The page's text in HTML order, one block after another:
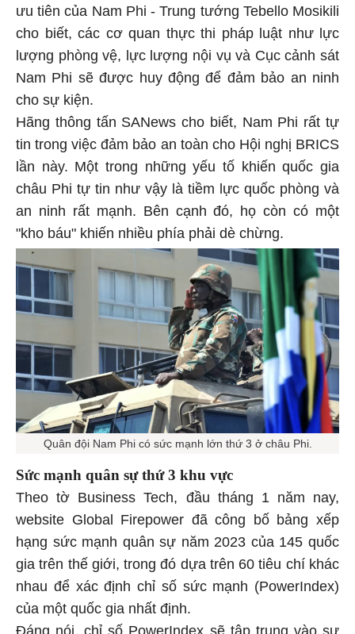
ưu tiên của Nam Phi - Trung tướng Tebello Mosikili
cho biết, các cơ quan thực thi pháp luật như lực
lượng phòng vệ, lực lượng nội vụ và Cục cảnh sát
Nam Phi sẽ được huy động để đảm bảo an ninh
cho sự kiện.
Hãng thông tấn SANews cho biết, Nam Phi rất tự
tin trong việc đảm bảo an toàn cho Hội nghị BRICS
lần này. Một trong những yếu tố khiến quốc gia
châu Phi tự tin như vậy là tiềm lực quốc phòng và
an ninh rất mạnh. Bên cạnh đó, họ còn có một
"kho báu" khiến nhiều phía phải dè chừng.
Quân đội Nam Phi có sức mạnh lớn thứ 3 ở châu Phi.
Sức mạnh quân sự thứ 3 khu vực
Theo tờ Business Tech, đầu tháng 1 năm nay,
website Global Firepower đã công bố bảng xếp
hạng sức mạnh quân sự năm 2023 của 145 quốc
gia trên thế giới, trong đó dựa trên 60 tiêu chí khác
nhau để xác định chỉ số sức mạnh (PowerIndex)
của một quốc gia nhất định.
Đáng nói, chỉ số PowerIndex sẽ tập trung vào sự